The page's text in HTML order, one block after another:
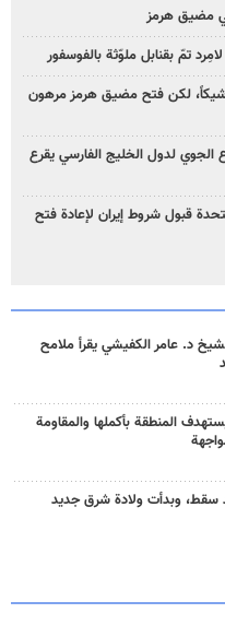
مضيق هرمز
تمّ بقنابل ملوّثة بالفوسفور
لكن فتح مضيق هرمز مرهون
الجوي لدول الخليج الفارسي يقرع
قبول شروط إيران لإعادة فتح
د. عامر الكفيشي يقرأ ملامح
المنطقة بأكملها والمقاومة
سقط، وبدأت ولادة شرق جديد